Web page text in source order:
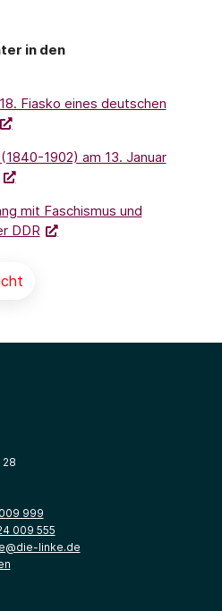
in den
Fiasko eines deutschen
1902) am 13. Januar
mit Faschismus und
DDR
999
009 555
linke.de